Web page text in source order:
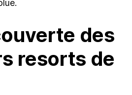
des
resorts de